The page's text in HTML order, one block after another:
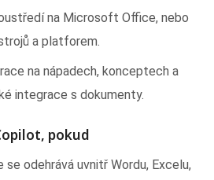
na Microsoft Office, nebo
a platforem.
na nápadech, konceptech a
integrace s dokumenty.
pokud
se odehrává uvnitř Wordu, Excelu,